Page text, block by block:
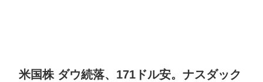
米国株 ダウ続落、171ドル安。ナスダック